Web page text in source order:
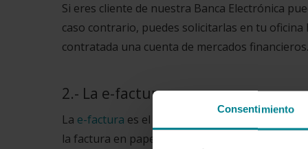
Consentimiento
Si eres cliente de nuestra Banca Electrónica
caso contrario, puedes solicitarlas en tu
contratada una cuenta de mercados financieros.
2.- La e-factura
La e-factura es el documento resultante de un
la factura en papel tradicional. La facturación